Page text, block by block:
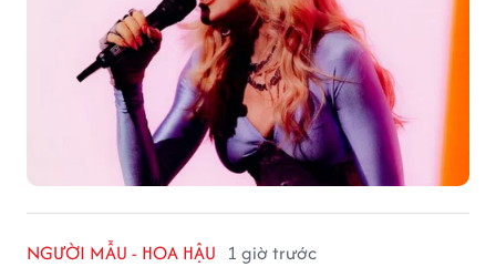
NGƯỜI MẪU - HOA HẬU 1 giờ trước